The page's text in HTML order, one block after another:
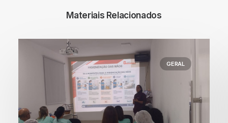
Materiais Relacionados
GERAL